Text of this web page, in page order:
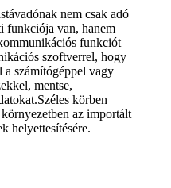
nem csak adó
funkciója van, hanem
funkciót
szoftverrel, hogy
számítógéppel vagy
mentse,
körben
az importált
helyettesítésére.